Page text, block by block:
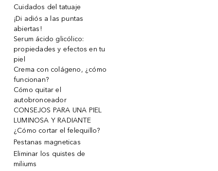
Cuidados del tatuaje
¡Di adiós a las puntas
abiertas!
Serum ácido glicólico:
propiedades y efectos en tu
piel
Crema con colágeno, ¿cómo
funcionan?
Cómo quitar el
autobronceador
CONSEJOS PARA UNA PIEL
LUMINOSA Y RADIANTE
¿Cómo cortar el felequillo?
Pestanas magneticas
Eliminar los quistes de
miliums